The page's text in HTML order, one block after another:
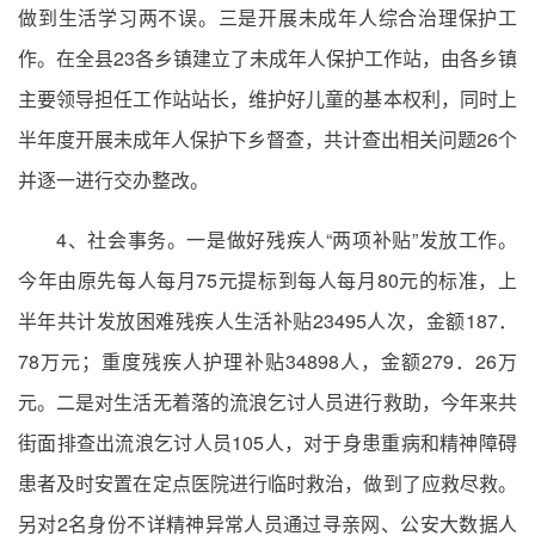
做到生活学习两不误。三是开展未成年人综合治理保护工
作。在全县23各乡镇建立了未成年人保护工作站，由各乡镇
主要领导担任工作站站长，维护好儿童的基本权利，同时上
半年度开展未成年人保护下乡督查，共计查出相关问题26个
并逐一进行交办整改。
4、社会事务。一是做好残疾人“两项补贴”发放工作。
今年由原先每人每月75元提标到每人每月80元的标准，上
半年共计发放困难残疾人生活补贴23495人次，金额187．
78万元；重度残疾人护理补贴34898人，金额279．26万
元。二是对生活无着落的流浪乞讨人员进行救助，今年来共
街面排查出流浪乞讨人员105人，对于身患重病和精神障碍
患者及时安置在定点医院进行临时救治，做到了应救尽救。
另对2名身份不详精神异常人员通过寻亲网、公安大数据人